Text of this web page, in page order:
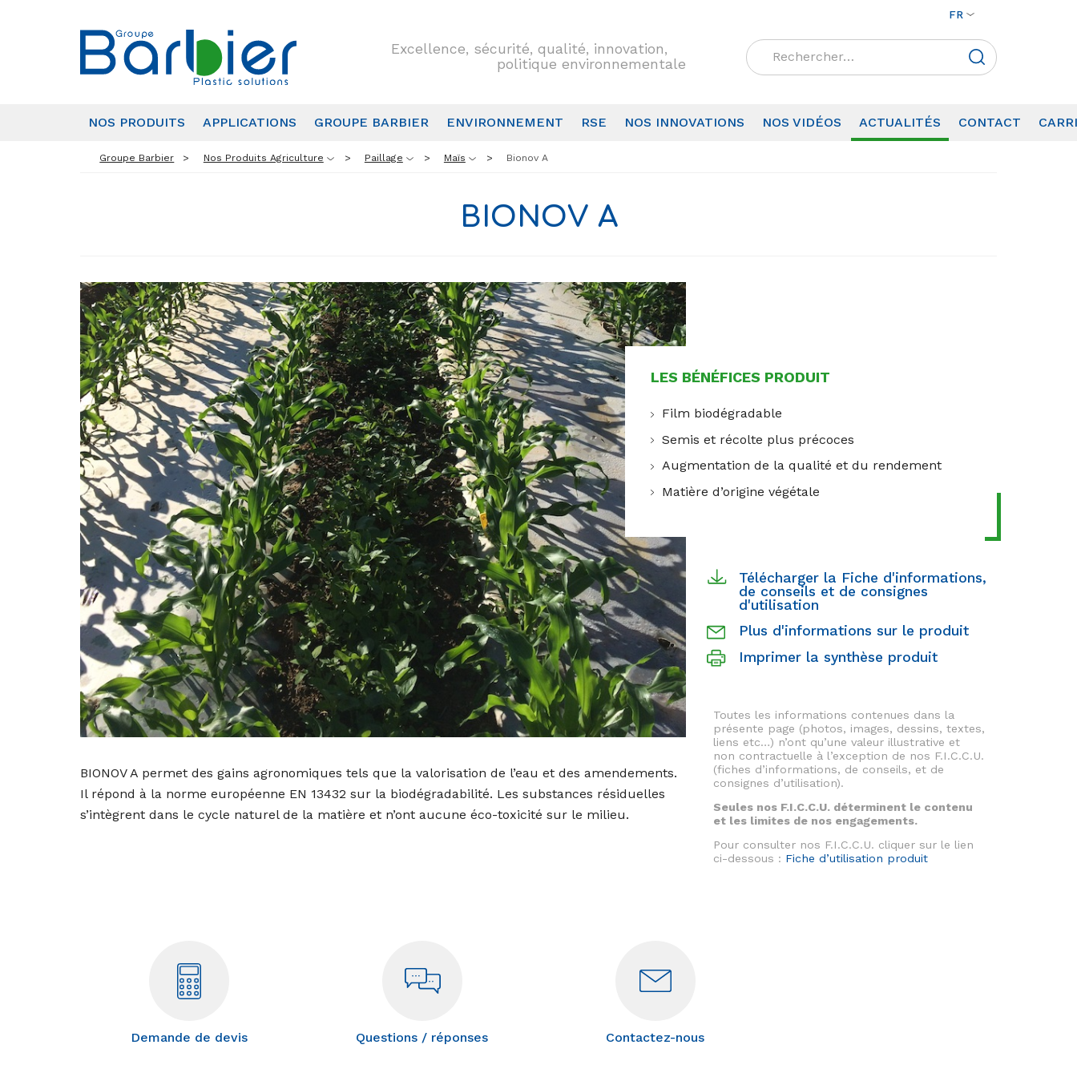
FR
Excellence, sécurité, qualité, innovation,
politique environnementale
Rechercher :
NOS PRODUITS APPLICATIONS GROUPE BARBIER ENVIRONNEMENT RSE NOS INNOVATIONS NOS VIDÉOS ACTUALITÉS CONTACT
Groupe Barbier Nos Produits Agriculture Paillage Maïs Bionov A
BIONOV A
BIONOV A permet des gains agronomiques tels que la valorisation de l’eau et des amendements.
Il répond à la norme européenne EN 13432 sur la biodégradabilité. Les substances résiduelles
s’intègrent dans le cycle naturel de la matière et n’ont aucune éco-toxicité sur le milieu.
LES BÉNÉFICES PRODUIT
Film biodégradable
Semis et récolte plus précoces
Augmentation de la qualité et du rendement
Matière d’origine végétale
Télécharger la Fiche d'informations,
de conseils et de consignes
d'utilisation
Plus d'informations sur le produit
Imprimer la synthèse produit
Toutes les informations contenues dans la
présente page (photos, images, dessins, textes,
liens etc…) n’ont qu’une valeur illustrative et
non contractuelle à l’exception de nos F.I.C.C.U.
(fiches d’informations, de conseils, et de
consignes d’utilisation).
Seules nos F.I.C.C.U. déterminent le contenu
et les limites de nos engagements.
Pour consulter nos F.I.C.C.U. cliquer sur le lien
ci-dessous : Fiche d’utilisation produit
Demande de devis Questions / réponses Contactez-nous